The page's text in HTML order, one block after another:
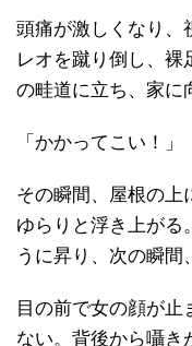
頭痛が激しくなり、
レオを蹴り倒し、裸
の畦道に立ち、家に
「かかってこい！」
その瞬間、屋根の上
ゆらりと浮き上がる
うに昇り、次の瞬間
目の前で女の顔が止
ない。背後から囁き